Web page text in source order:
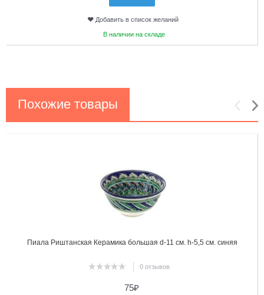
Добавить в список желаний
В наличии на складе
Похожие товары
Пиала Риштанская Керамика большая d-11 см. h-5,5 см. синяя
0 отзывов
75₽